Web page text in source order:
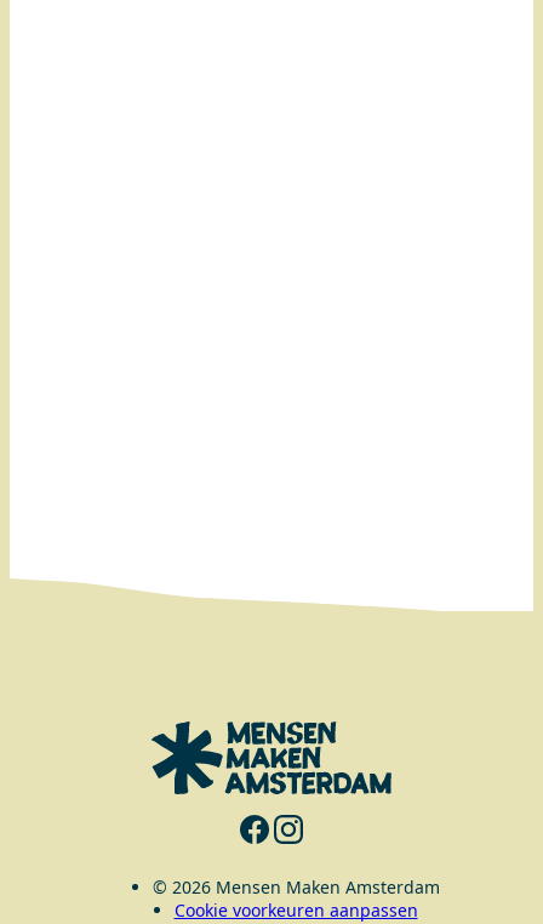
© 2026 Mensen Maken Amsterdam
Cookie voorkeuren aanpassen